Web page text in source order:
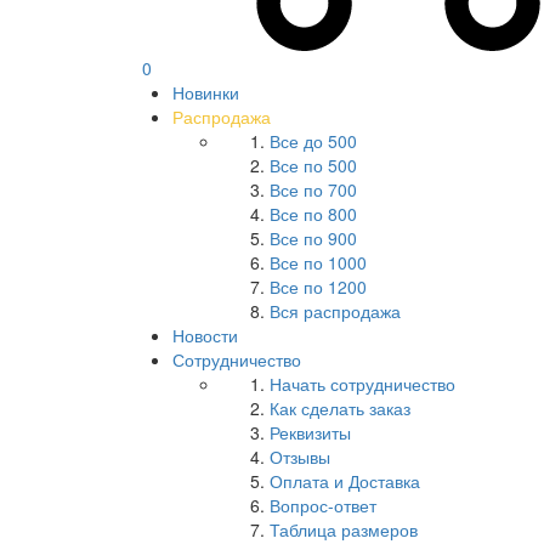
0
Новинки
Распродажа
Все до 500
Все по 500
Все по 700
Все по 800
Все по 900
Все по 1000
Все по 1200
Вся распродажа
Новости
Сотрудничество
Начать сотрудничество
Как сделать заказ
Реквизиты
Отзывы
Оплата и Доставка
Вопрос-ответ
Таблица размеров